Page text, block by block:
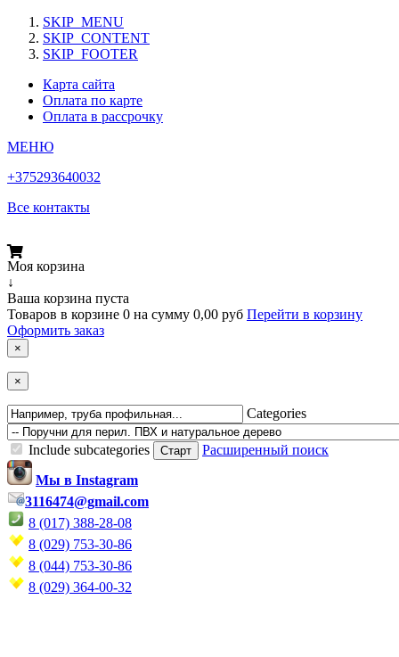
SKIP_MENU
SKIP_CONTENT
SKIP_FOOTER
Карта сайта
Оплата по карте
Оплата в рассрочку
МЕНЮ
+375293640032
Все контакты
Моя корзина
↓
Ваша корзина пуста
Товаров в корзине 0 на сумму 0,00 руб Перейти в корзину
Оформить заказ
×
×
Categories
Include subcategories
Расширенный поиск
Мы в Instagram
3116474@gmail.com
8 (017) 388-28-08
8 (029) 753-30-86
8 (044) 753-30-86
8 (029) 364-00-32